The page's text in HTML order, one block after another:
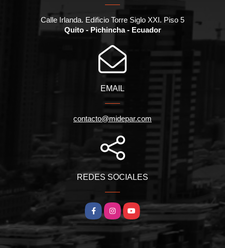
Calle Irlanda. Edificio Torre Siglo XXI. Piso 5
Quito - Pichincha - Ecuador
EMAIL
contacto@midepar.com
REDES SOCIALES
FacebookInstagramYouTube